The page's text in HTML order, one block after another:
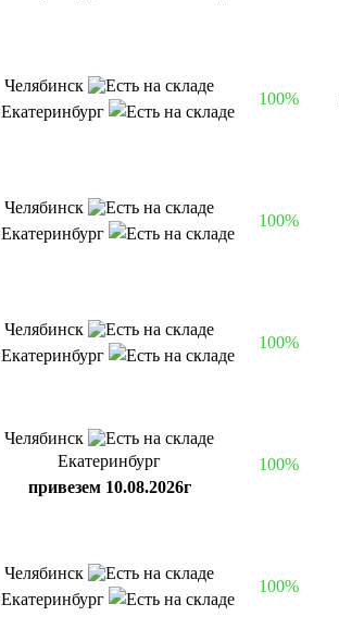
Челябинск
Екатеринбург
100%
Челябинск
Екатеринбург
100%
Челябинск
Екатеринбург
100%
Челябинск
Екатеринбург
привезем 10.08.2026г
100%
Челябинск
Екатеринбург
100%